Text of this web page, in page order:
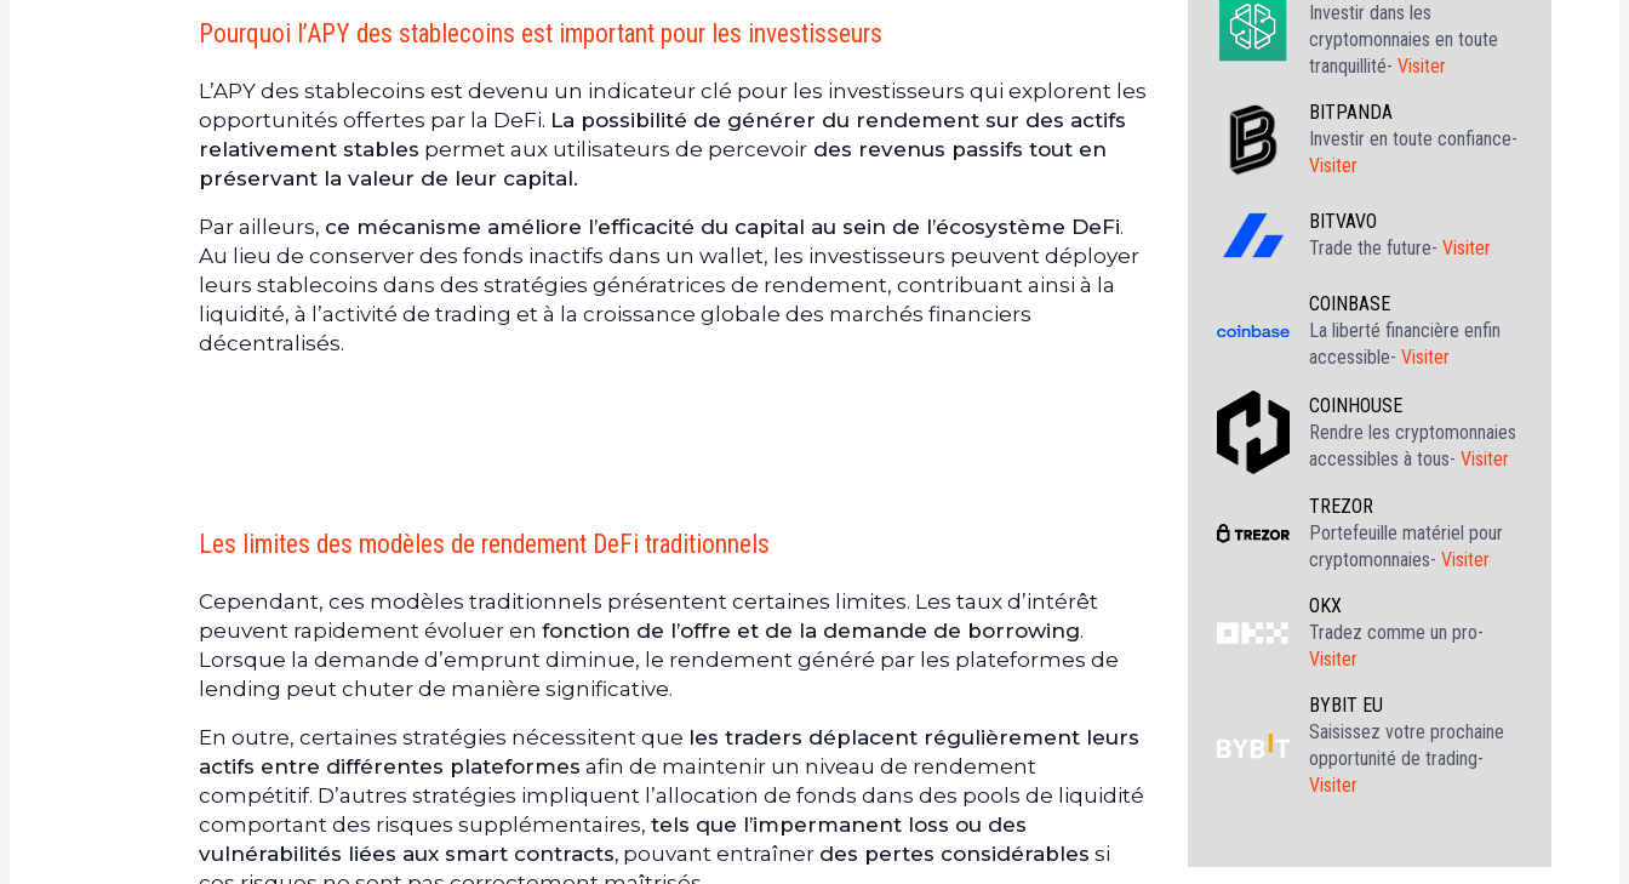
Pourquoi l’APY des stablecoins est important pour les investisseurs
L’APY des stablecoins est devenu un indicateur clé pour les investisseurs qui explorent les
opportunités offertes par la DeFi. La possibilité de générer du rendement sur des actifs
relativement stables permet aux utilisateurs de percevoir des revenus passifs tout en
préservant la valeur de leur capital.
Par ailleurs, ce mécanisme améliore l’efficacité du capital au sein de l’écosystème DeFi.
Au lieu de conserver des fonds inactifs dans un wallet, les investisseurs peuvent déployer
leurs stablecoins dans des stratégies génératrices de rendement, contribuant ainsi à la
liquidité, à l’activité de trading et à la croissance globale des marchés financiers
décentralisés.
Les limites des modèles de rendement DeFi traditionnels
Cependant, ces modèles traditionnels présentent certaines limites. Les taux d’intérêt
peuvent rapidement évoluer en fonction de l’offre et de la demande de borrowing.
Lorsque la demande d’emprunt diminue, le rendement généré par les plateformes de
lending peut chuter de manière significative.
En outre, certaines stratégies nécessitent que les traders déplacent régulièrement leurs
actifs entre différentes plateformes afin de maintenir un niveau de rendement
compétitif. D’autres stratégies impliquent l’allocation de fonds dans des pools de liquidité
comportant des risques supplémentaires, tels que l’impermanent loss ou des
vulnérabilités liées aux smart contracts, pouvant entraîner des pertes considérables si
Investir dans les
cryptomonnaies en toute
tranquillité- Visiter
BITPANDA
Investir en toute confiance-
Visiter
BITVAVO
Trade the future- Visiter
COINBASE
La liberté financière enfin
accessible- Visiter
COINHOUSE
Rendre les cryptomonnaies
accessibles à tous- Visiter
TREZOR
Portefeuille matériel pour
cryptomonnaies- Visiter
OKX
Tradez comme un pro-
Visiter
BYBIT EU
Saisissez votre prochaine
opportunité de trading-
Visiter